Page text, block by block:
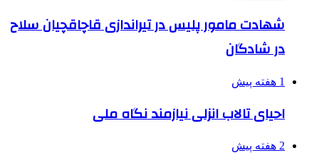
شهادت مامور پلیس در تیراندازی قاچاقچیان سلاح
در شادگان
1 هفته پیش
احیای تالاب انزلی نیازمند نگاه ملی
2 هفته پیش